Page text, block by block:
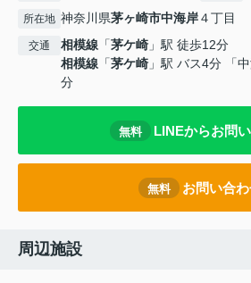
所在地 神奈川県茅ヶ崎市中海岸４丁目
交通 相模線 「茅ケ崎 」駅 徒歩12分
相模線 「茅ケ崎 」駅 バス4分 「
分
無料 LINEからお問
無料 お問い合
周辺施設